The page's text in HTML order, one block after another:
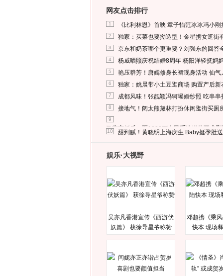
网友点击排行
1 《比利林恩》首映 章子怡范冰冰冯小
2 独家：买菜也要拗造型！金星携女逛街
3 京东和奶茶哪个更重要？刘强东的回答
4 杨威晒照庆祝结婚8周年 杨阳洋轻抚妈
5 艳压群芳！唐嫣修身长裙现身活动 仙气
6 独家：姚晨带小土豆逛商场 购置产后新
7 成都风味！张靓颖冯轲曝婚纱照 吃串串
8 接地气！阔太熊黛林打扮休闲逛街买厕
9
马蓉离婚后，砸1000万人民币给媒体要求删
10 甜到腻！黄晓明上海庆生 Baby挺孕肚
娱乐·大视野
吴亦凡香港宣传《西游伏
妖篇》 获徐导星爷称赞
邓超携《乘
快本 现场